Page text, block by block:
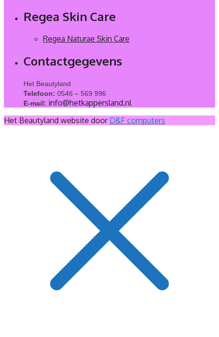
Regea Skin Care
Regea Naturae Skin Care
Contactgegevens
Het Beautyland
Telefoon: 0546 – 569 996
E-mail: info@hetkappersland.nl
Het Beautyland website door D&F computers